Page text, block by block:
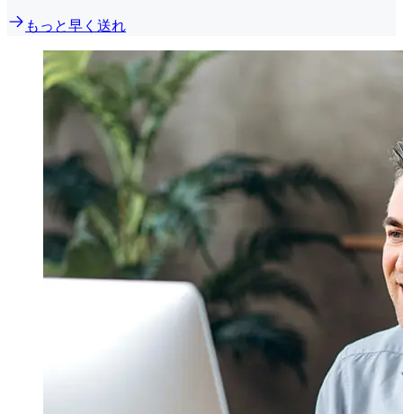
もっと早く送れ